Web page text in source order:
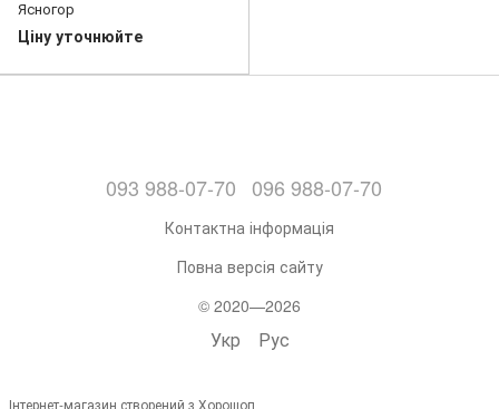
Ясногор
Ціну уточнюйте
093 988-07-70 096 988-07-70
Контактна інформація
Повна версія сайту
© 2020—2026
Укр Рус
Інтернет-магазин створений з Хорошоп